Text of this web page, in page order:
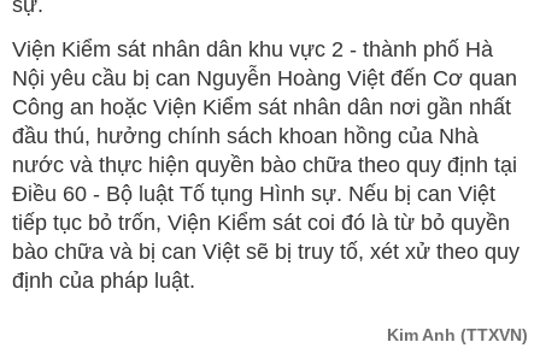
sự.
Viện Kiểm sát nhân dân khu vực 2 - thành phố Hà
Nội yêu cầu bị can Nguyễn Hoàng Việt đến Cơ quan
Công an hoặc Viện Kiểm sát nhân dân nơi gần nhất
đầu thú, hưởng chính sách khoan hồng của Nhà
nước và thực hiện quyền bào chữa theo quy định tại
Điều 60 - Bộ luật Tố tụng Hình sự. Nếu bị can Việt
tiếp tục bỏ trốn, Viện Kiểm sát coi đó là từ bỏ quyền
bào chữa và bị can Việt sẽ bị truy tố, xét xử theo quy
định của pháp luật.
Kim Anh (TTXVN)